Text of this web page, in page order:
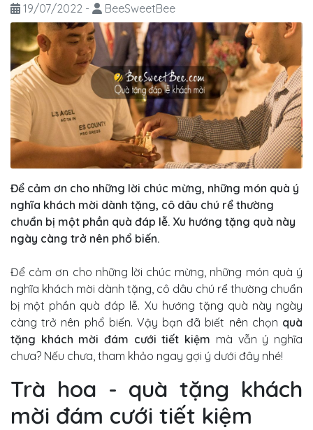
19/07/2022 - BeeSweetBee
Để cảm ơn cho những lời chúc mừng, những món quà ý
nghĩa khách mời dành tặng, cô dâu chú rể thường
chuẩn bị một phần quà đáp lễ. Xu hướng tặng quà này
ngày càng trở nên phổ biến.
Để cảm ơn cho những lời chúc mừng, những món quà ý
nghĩa khách mời dành tặng, cô dâu chú rể thường chuẩn
bị một phần quà đáp lễ. Xu hướng tặng quà này ngày
càng trở nên phổ biến. Vậy bạn đã biết nên chọn quà
tặng khách mời đám cưới tiết kiệm mà vẫn ý nghĩa
chưa? Nếu chưa, tham khảo ngay gợi ý dưới đây nhé!
Trà hoa - quà tặng khách
mời đám cưới tiết kiệm